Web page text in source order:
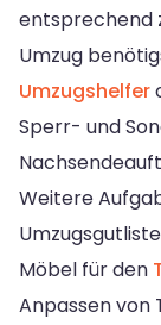
entsprechend
Umzug
Umzugshelfer
Sperr- und
Weitere
Möbel für den
Anpassen von